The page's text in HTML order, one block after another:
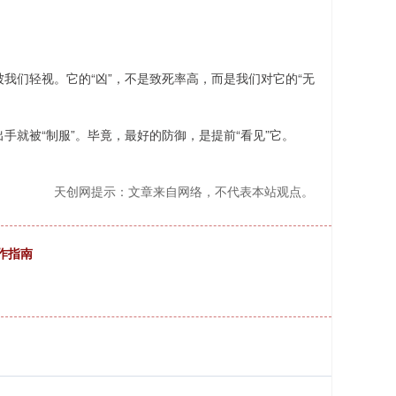
们轻视。它的“凶”，不是致死率高，而是我们对它的“无
被“制服”。毕竟，最好的防御，是提前“看见”它。
天创网提示：文章来自网络，不代表本站观点。
指南